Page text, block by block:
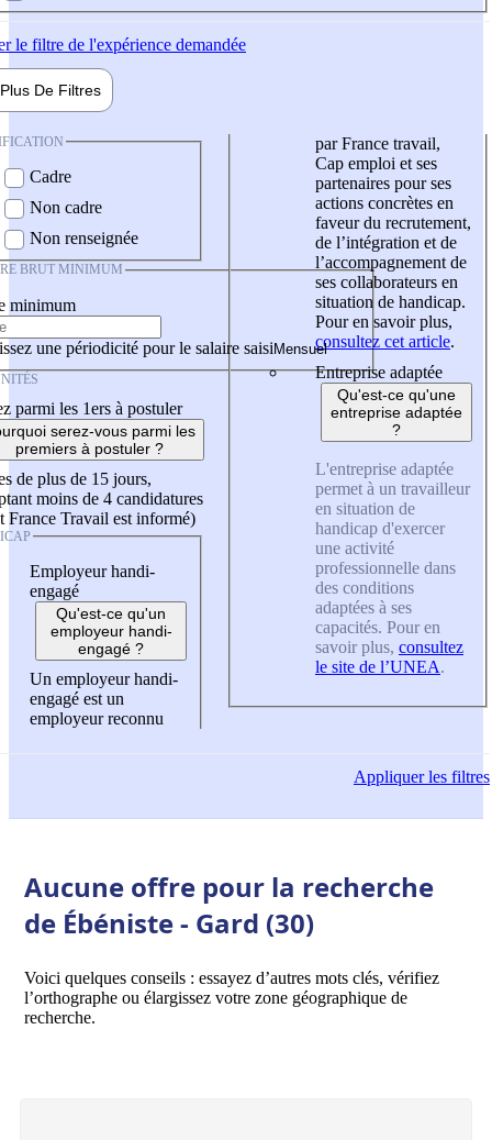
le filtre de l'expérience demandée
Plus De Filtres
Cadre
Non cadre
Non renseignée
BRUT MINIMUM
minimum
une périodicité pour le salaire saisi
parmi les 1ers à postuler
serez-vous parmi les
premiers à postuler ?
de plus de 15 jours,
moins de 4 candidatures
France Travail est informé)
Employeur handi-
engagé
Qu'est-ce qu'un
employeur handi-
engagé ?
Un employeur handi-
engagé est un
employeur reconnu
par France travail,
Cap emploi et ses
partenaires pour ses
actions concrètes en
faveur du recrutement,
de l’intégration et de
l’accompagnement de
ses collaborateurs en
situation de handicap.
Pour en savoir plus,
consultez cet article.
Entreprise adaptée
Qu'est-ce qu'une
entreprise adaptée
?
L'entreprise adaptée
permet à un travailleur
en situation de
handicap d'exercer
une activité
professionnelle dans
des conditions
adaptées à ses
capacités. Pour en
savoir plus, consultez
le site de l’UNEA.
Appliquerles filtres
Aucune offre pour la recherche
de Ébéniste - Gard (30)
Voici quelques conseils : essayez d’autres mots clés, vérifiez
l’orthographe ou élargissez votre zone géographique de
recherche.